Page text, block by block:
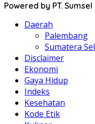
Powered by PT.
Daerah
Palembang
Sumatera
Disclaimer
Ekonomi
Gaya Hidup
Indeks
Kesehatan
Kode Etik